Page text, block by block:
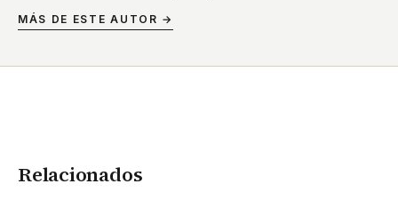
MÁS DE ESTE AUTOR →
Relacionados